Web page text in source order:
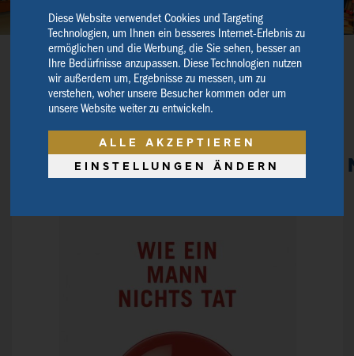
Diese Website verwendet Cookies und Targeting
Technologien, um Ihnen ein besseres Internet-Erlebnis zu
ermöglichen und die Werbung, die Sie sehen, besser an
Ihre Bedürfnisse anzupassen. Diese Technologien nutzen
wir außerdem um, Ergebnisse zu messen, um zu
verstehen, woher unsere Besucher kommen oder um
unsere Website weiter zu entwickeln.
ALLE AKZEPTIEREN
EINSTELLUNGEN ÄNDERN
HIER HALTEN WIR SIE ÜBER
AKTUELLE INFORMATIONEN
AUF DEM LAUFENDEN.